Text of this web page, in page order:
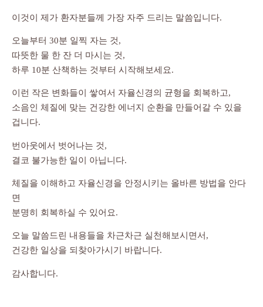
이것이 제가 환자분들께 가장 자주 드리는 말씀입니다.
오늘부터 30분 일찍 자는 것,
따뜻한 물 한 잔 더 마시는 것,
하루 10분 산책하는 것부터 시작해보세요.
이런 작은 변화들이 쌓여서 자율신경의 균형을 회복하고,
소음인 체질에 맞는 건강한 에너지 순환을 만들어갈 수 있을
겁니다.
번아웃에서 벗어나는 것,
결코 불가능한 일이 아닙니다.
체질을 이해하고 자율신경을 안정시키는 올바른 방법을 안다
면
분명히 회복하실 수 있어요.
오늘 말씀드린 내용들을 차근차근 실천해보시면서,
건강한 일상을 되찾아가시기 바랍니다.
감사합니다.